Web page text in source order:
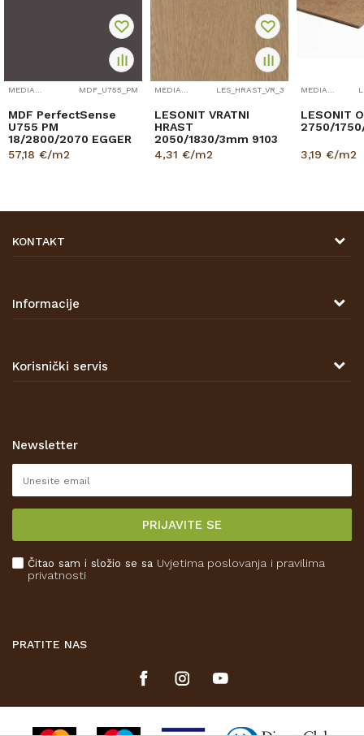
MDF_U755_PM
MDF PerfectSense
U755 PM
18/2800/2070 EGGER
57,18 €/m2
LES_HRAST_VR_3
LESONIT VRATNI
HRAST
2050/1830/3mm 9103
4,31 €/m2
LESONIT
2750/
3,19 €/m2
KONTAKT
47000 Karlovac
Informacije
Prodajna mjesta
Korisnički servis
Korištenje kolačića
Reklamacije
Isporuka
Kako kupiti
Newsletter
PRIJAVITE SE
Čitao sam i složio se sa Uvjetima poslovanja i pravilima
privatnosti
PRATITE NAS